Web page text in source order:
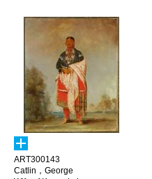
ART300143
Catlin，George